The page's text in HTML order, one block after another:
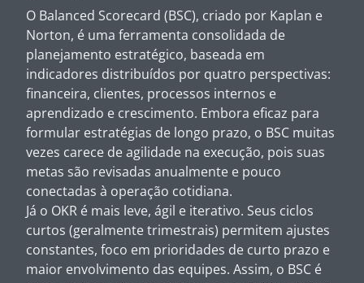
O Balanced Scorecard (BSC), criado por Kaplan e
Norton, é uma ferramenta consolidada de
planejamento estratégico, baseada em
indicadores distribuídos por quatro perspectivas:
financeira, clientes, processos internos e
aprendizado e crescimento. Embora eficaz para
formular estratégias de longo prazo, o BSC muitas
vezes carece de agilidade na execução, pois suas
metas são revisadas anualmente e pouco
conectadas à operação cotidiana.
Já o OKR é mais leve, ágil e iterativo. Seus ciclos
curtos (geralmente trimestrais) permitem ajustes
constantes, foco em prioridades de curto prazo e
maior envolvimento das equipes. Assim, o BSC é